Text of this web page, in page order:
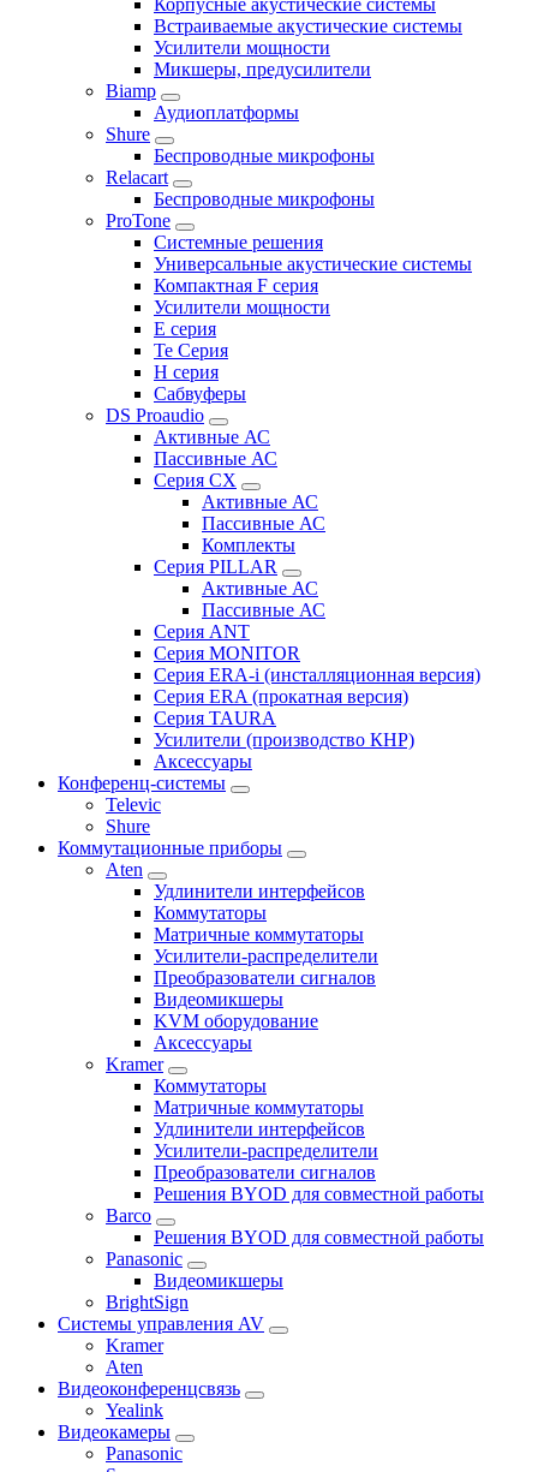
Корпусные акустические системы
Встраиваемые акустические системы
Усилители мощности
Микшеры, предусилители
Biamp
Аудиоплатформы
Shure
Беспроводные микрофоны
Relacart
Беспроводные микрофоны
ProTone
Системные решения
Универсальные акустические системы
Компактная F серия
Усилители мощности
E серия
Te Серия
H серия
Сабвуферы
DS Proaudio
Активные АС
Пассивные АС
Серия CX
Активные АС
Пассивные АС
Комплекты
Серия PILLAR
Активные АС
Пассивные АС
Серия ANT
Серия MONITOR
Серия ERA-i (инсталляционная версия)
Серия ERA (прокатная версия)
Серия TAURA
Усилители (производство КНР)
Аксессуары
Конференц-системы
Televic
Shure
Коммутационные приборы
Aten
Удлинители интерфейсов
Коммутаторы
Матричные коммутаторы
Усилители-распределители
Преобразователи сигналов
Видеомикшеры
KVM оборудование
Аксессуары
Kramer
Коммутаторы
Матричные коммутаторы
Удлинители интерфейсов
Усилители-распределители
Преобразователи сигналов
Решения BYOD для совместной работы
Barco
Решения BYOD для совместной работы
Panasonic
Видеомикшеры
BrightSign
Системы управления AV
Kramer
Aten
Видеоконференцсвязь
Yealink
Видеокамеры
Panasonic